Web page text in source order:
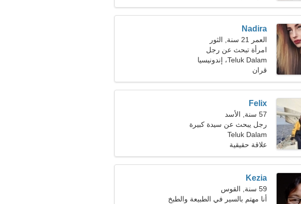
Nadira
العمر 21 سنة, الثور
امرأة تبحث عن رجل
Teluk Dalam، إندونيسيا
قران
Felix
57 سنة, الأسد
رجل يبحث عن سيدة كبيرة
Teluk Dalam
علاقة حقيقية
Kezia
59 سنة, القوس
أنا مهتم بالسير في الطبيعة والطبخ